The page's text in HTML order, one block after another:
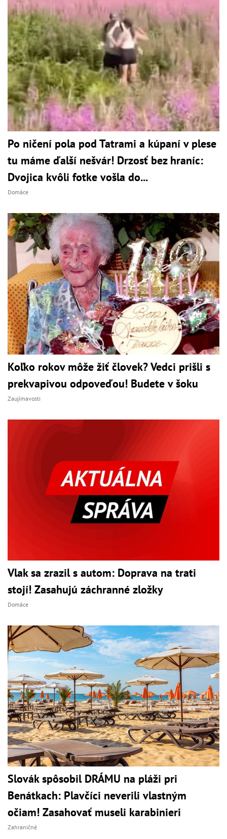
Po ničení pola pod Tatrami a kúpaní v plese
tu máme ďalší nešvár! Drzosť bez hraníc:
Dvojica kvôli fotke vošla do...
Domáce
Koľko rokov môže žiť človek? Vedci prišli s
prekvapivou odpoveďou! Budete v šoku
Zaujímavosti
Vlak sa zrazil s autom: Doprava na trati
stojí! Zasahujú záchranné zložky
Domáce
Slovák spôsobil DRÁMU na pláži pri
Benátkach: Plavčíci neverili vlastným
očiam! Zasahovať museli karabinieri
Zahraničné